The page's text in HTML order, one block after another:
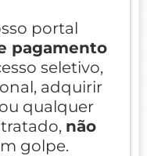
portal
pagamento
seletivo,
adquirir
qualquer
não
golpe.